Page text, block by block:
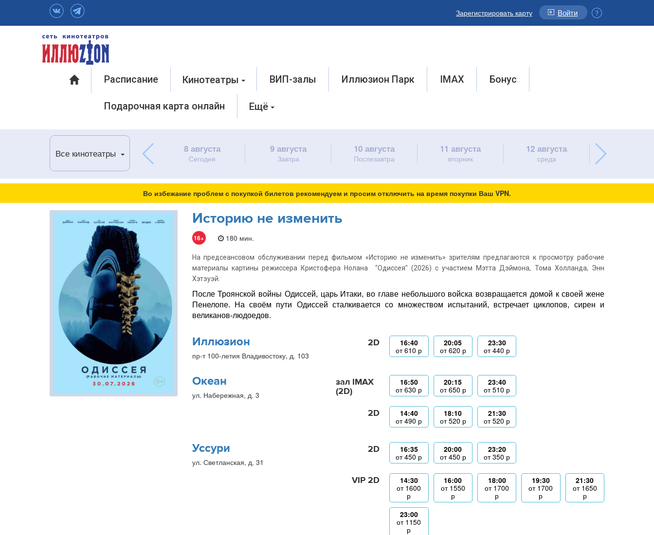
Зарегистрировать карту Войти
Расписание Кинотеатры ВИП-залы Иллюзион Парк IMAX Бонус
Подарочная карта онлайн Ещё
Все кинотеатры 8 августа
Сегодня
9 августа
Завтра
10 августа
Послезавтра
11 августа
вторник
12 августа
среда
Во избежание проблем с покупкой билетов рекомендуем и просим отключить на время покупки Ваш VPN.
Историю не изменить
16+ 180 мин.
На предсеансовом обслуживании перед фильмом «Историю не изменить» зрителям предлагаются к просмотру рабочие
материалы картины режиссера Кристофера Нолана "Одиссея" (2026) с участием Мэтта Дэймона, Тома Холланда, Энн
Хэтэуэй.
После Троянской войны Одиссей, царь Итаки, во главе небольшого войска возвращается домой к своей жене
Пенелопе. На своём пути Одиссей сталкивается со множеством испытаний, встречает циклопов, сирен и
великанов-людоедов.
Иллюзион
пр-т 100-летия Владивостоку, д. 103
2D
16:40
от610 р
20:05
от620 р
23:30
от440 р
Океан
ул. Набережная, д. 3
зал IMAX
(2D)
16:50
от630 р
20:15
от650 р
23:40
от510 р
2D
14:40
от490 р
18:10
от520 р
21:30
от520 р
Уссури
ул. Светланская, д. 31
2D
16:35
от450 р
20:00
от450 р
23:20
от350 р
VIP 2D
14:30
от 1600
р
16:00
от 1550
р
18:00
от 1700
р
19:30
от 1700
р
21:30
от 1650
р
23:00
от 1150
р